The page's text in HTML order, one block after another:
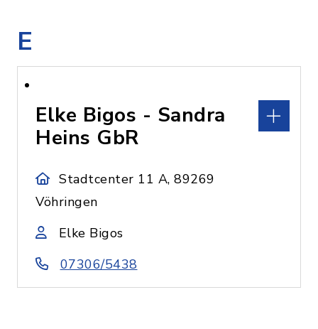
E
Elke Bigos - Sandra
Heins GbR
Stadtcenter 11 A, 89269
Vöhringen
Elke Bigos
07306/5438